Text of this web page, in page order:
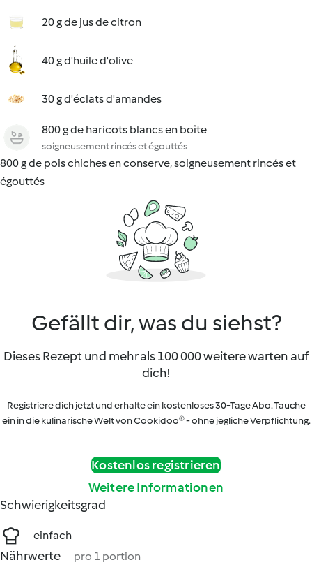
20 g de jus de citron
40 g d'huile d'olive
30 g d'éclats d'amandes
800 g de haricots blancs en boîte
soigneusement rincés et égouttés
800 g de pois chiches en conserve, soigneusement rincés et
égouttés
Gefällt dir, was du siehst?
Dieses Rezept und mehr als 100 000 weitere warten auf
dich!
Registriere dich jetzt und erhalte ein kostenloses 30-Tage Abo. Tauche
ein in die kulinarische Welt von Cookidoo® - ohne jegliche Verpflichtung.
Kostenlos registrieren
Weitere Informationen
Schwierigkeitsgrad
einfach
Nährwerte pro 1 portion